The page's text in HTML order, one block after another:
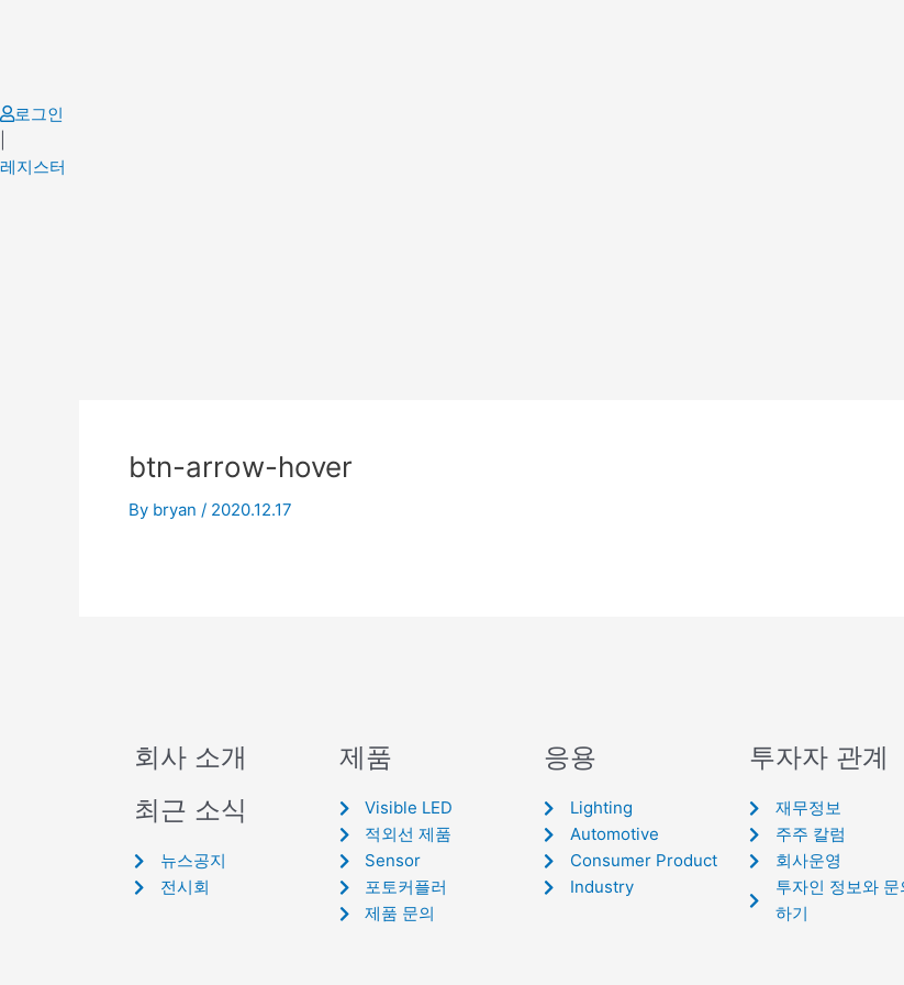
로그인
레지스터
btn-arrow-hover
By bryan / 2020.12.17
회사 소개
최근 소식
뉴스공지
전시회
제품
Visible LED
적외선 제품
Sensor
포토커플러
제품 문의
응용
Lighting
Automotive
Consumer Product
Industry
투자자 관계
재무정보
주주 칼럼
회사운영
투자인 정보와 문
하기